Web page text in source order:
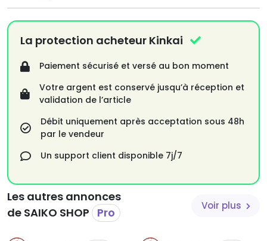
Chapitres
One Piece [couleurs]
Blue Box
Me & Rococo
Akane Banashi [couleurs]
The Elusive Samurai
Ayashi No Ayashi [couleurs]
Ginka & Gluna (nouveau) [couleurs]
Tokyo Demon Bride Story (nouveau)
My Hero Academia
Mission: Yozakura Family
PPPPPP
Hunter x Hunter
Undead Unluck
High School Family
La protection acheteur Kinkai
Paiement sécurisé et versé au bon moment
Votre argent est conservé jusqu’à réception et
validation de l’article
Débit uniquement après acceptation sous 48h
par le vendeur
Un support client disponible 7j/7
Les autres annonces
de SAIKO SHOP Pro Voir plus